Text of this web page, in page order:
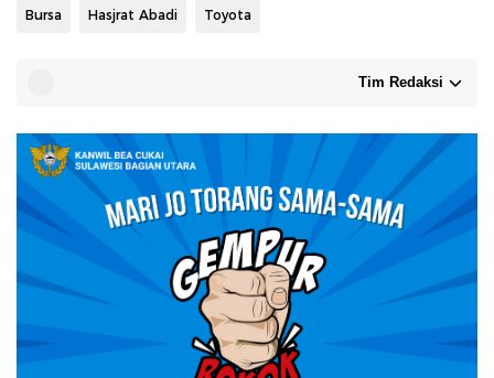
Bursa Hasjrat Abadi Toyota
Tim Redaksi